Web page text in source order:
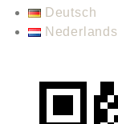
Deutsch
Nederlands